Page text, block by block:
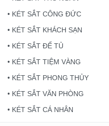
• KÉT SẮT CÔNG ĐỨC
• KÉT SẮT KHÁCH SẠN
• KÉT SẮT ĐỂ TỦ
• KÉT SẮT TIỆM VÀNG
• KÉT SẮT PHONG THỦY
• KÉT SẮT VĂN PHÒNG
• KÉT SẮT CÁ NHÂN